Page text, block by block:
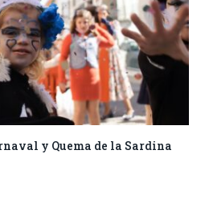
y Quema de la Sardina